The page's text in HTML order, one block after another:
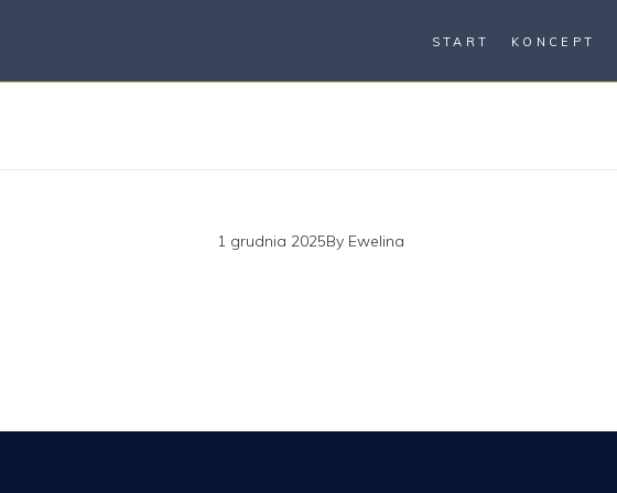
START KONCEPT
1 grudnia 2025By Ewelina